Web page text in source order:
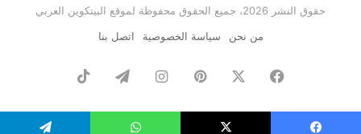
حقوق النشر 2026، جميع الحقوق محفوظة لموقع البيتكوين العربي
من نحن
سياسة الخصوصية اتصل بنا
فيسبوك بينتيريستانستقرامتيلقرام